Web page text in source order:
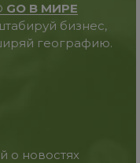
GO В МИРЕ
бизнес,
географию.
о новостях